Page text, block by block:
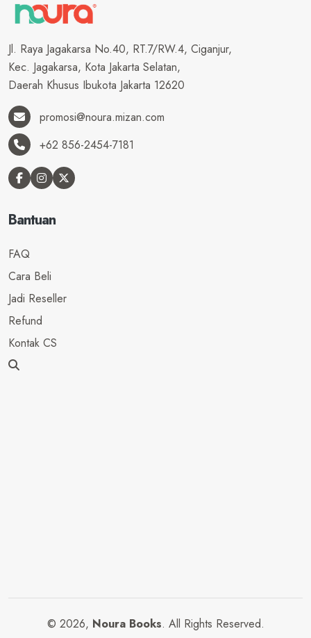
Jl. Raya Jagakarsa No.40, RT.7/RW.4, Ciganjur,
Kec. Jagakarsa, Kota Jakarta Selatan,
Daerah Khusus Ibukota Jakarta 12620
promosi@noura.mizan.com
+62 856-2454-7181
Bantuan
FAQ
Cara Beli
Jadi Reseller
Refund
Kontak CS
© 2026, Noura Books. All Rights Reserved.